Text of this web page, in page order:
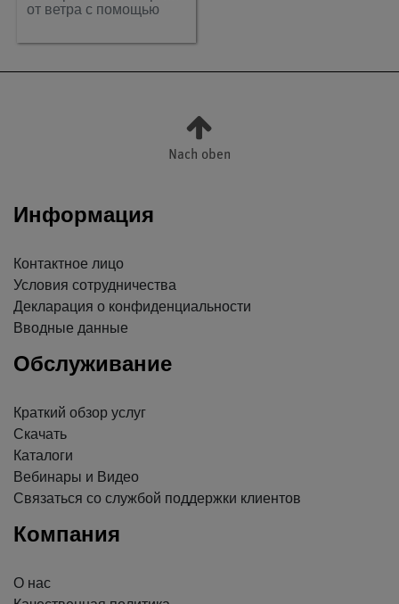
от ветра с помощью
Nach oben
Информация
Контактное лицо
Условия сотрудничества
Декларация о конфиденциальности
Вводные данные
Обслуживание
Краткий обзор услуг
Скачать
Каталоги
Вебинары и Видео
Связаться со службой поддержки клиентов
Компания
О нас